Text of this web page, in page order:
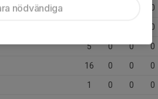
0
0
5 0 0 0
16 0 0 0
1 0 0 0
nödvändiga